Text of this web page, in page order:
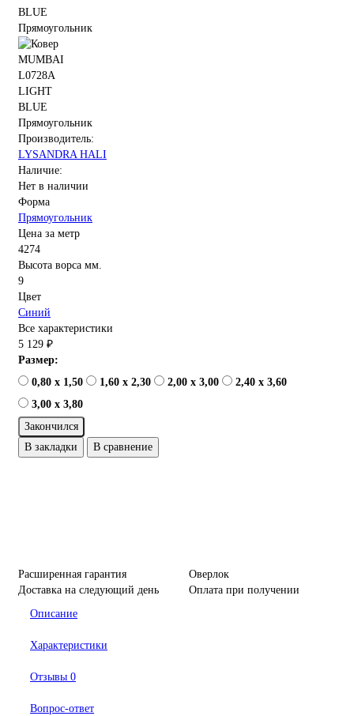
Производитель:
LYSANDRA HALI
Наличие:
Нет в наличии
Форма
Прямоугольник
Цена за метр
4274
Высота ворса мм.
9
Цвет
Синий
Все характеристики
5 129 ₽
Размер:
0,80 x 1,50
1,60 x 2,30 2,00 x 3,00
2,40 x 3,60
3,00 x 3,80
Закончился
В закладки
В сравнение
Расширенная гарантия
Оверлок
Доставка на следующий день
Оплата при получении
Описание
Характеристики
Отзывы 0
Вопрос-ответ